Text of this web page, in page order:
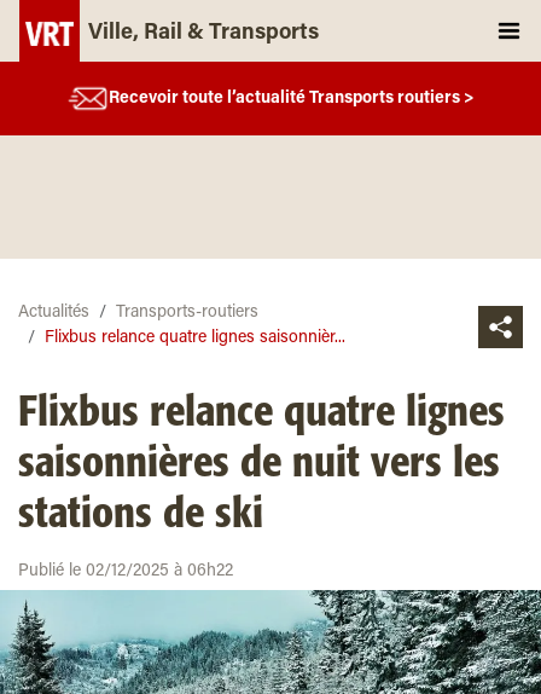
Ville, Rail & Transports
Recevoir toute l’actualité Transports routiers >
Actualités
Transports-routiers
Flixbus relance quatre lignes saisonnièr...
Flixbus relance quatre lignes
saisonnières de nuit vers les
stations de ski
Publié le 02/12/2025 à 06h22